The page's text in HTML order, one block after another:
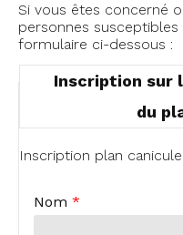
Si vous êtes concerné
personnes susceptibles
formulaire ci-dessous :
Inscription sur
du
Inscription plan canicule
Nom *